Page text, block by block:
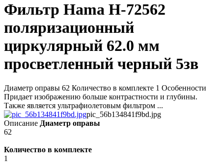
Фильтр Hama H-72562
поляризационный
циркулярный 62.0 мм
просветленный черный 5зв
Диаметр оправы 62 Количество в комплекте 1 Особенности
Придает изображению больше контрастности и глубины.
Также является ультрафиолетовым фильтром ...
pic_56b134841f9bd.jpg
Описание Диаметр оправы
62
Количество в комплекте
1